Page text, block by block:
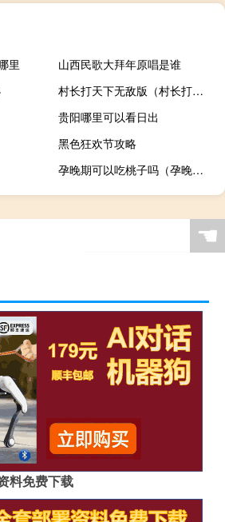
里
山西民歌大拜年原唱是谁
村长打天下无敌版（村长打天下无限钻石版）
贵阳哪里可以看日出
黑色狂欢节攻略
孕晚期可以吃桃子吗（孕晚期可以同房吗）
☚
料免费下载